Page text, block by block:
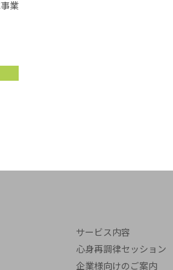
業
サービス内容
心身再調律セッション
企業様向けのご案内